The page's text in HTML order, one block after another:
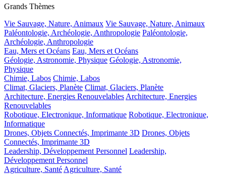
Grands Thèmes
Vie Sauvage, Nature, Animaux Vie Sauvage, Nature, Animaux
Paléontologie, Archéologie, Anthropologie Paléontologie,
Archéologie, Anthropologie
Eau, Mers et Océans Eau, Mers et Océans
Géologie, Astronomie, Physique Géologie, Astronomie,
Physique
Chimie, Labos Chimie, Labos
Climat, Glaciers, Planète Climat, Glaciers, Planète
Architecture, Energies Renouvelables Architecture, Energies
Renouvelables
Robotique, Electronique, Informatique Robotique, Electronique,
Informatique
Drones, Objets Connectés, Imprimante 3D Drones, Objets
Connectés, Imprimante 3D
Leadership, Développement Personnel Leadership,
Développement Personnel
Agriculture, Santé Agriculture, Santé